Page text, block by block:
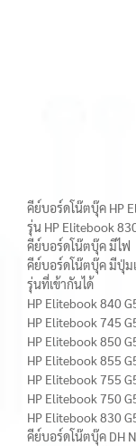
คีย์บอร์ดโน๊ตบุ๊ค HP
รุ่น HP Elitebook
คีย์บอร์ดโน๊ตบุ๊ค มีไฟ
คีย์บอร์ดโน๊ตบุ๊ค มีปุ่ม
รุ่นที่เข้ากันได้
HP Elitebook 840
HP Elitebook 745
HP Elitebook 850
HP Elitebook 855
HP Elitebook 755
HP Elitebook 750
HP Elitebook 830
คีย์บอร์ดโน๊ตบุ๊ค DH